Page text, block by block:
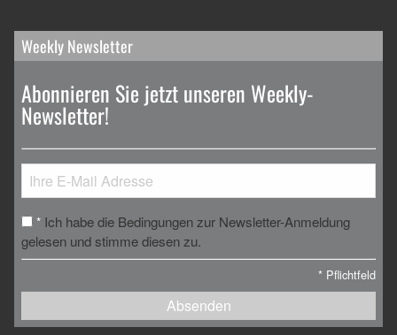
Weekly Newsletter
Abonnieren Sie jetzt unseren Weekly-
Newsletter!
* Ich habe die Bedingungen zur Newsletter-Anmeldung
gelesen und stimme diesen zu.
* Pflichtfeld
Absenden